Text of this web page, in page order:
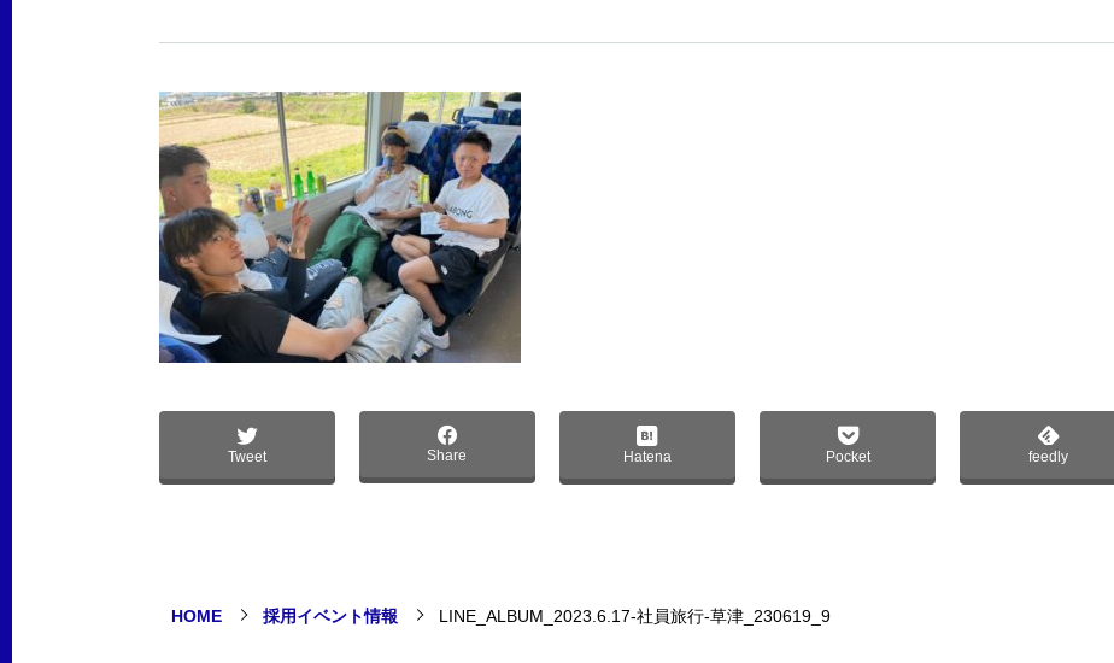
Tweet Share Hatena Pocket feedly
HOME 採用イベント情報 LINE_ALBUM_2023.6.17-社員旅行-草津_230619_9